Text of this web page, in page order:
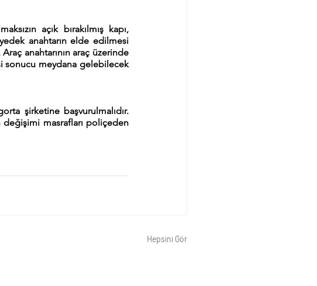
açık bırakılmış kapı,
anahtarın elde edilmesi
anahtarının araç üzerinde
sonucu meydana gelebilecek
şirketine başvurulmalıdır.
değişimi masrafları poliçeden
Hepsini Gör